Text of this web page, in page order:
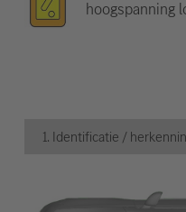
hoogspanning
1. Identificatie /